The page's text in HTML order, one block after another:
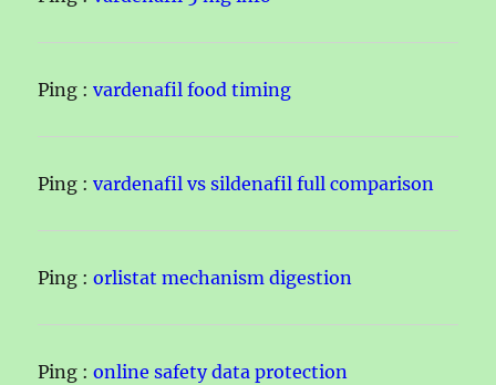
Ping :vardenafil food timing
Ping :vardenafil vs sildenafil full comparison
Ping :orlistat mechanism digestion
Ping :online safety data protection